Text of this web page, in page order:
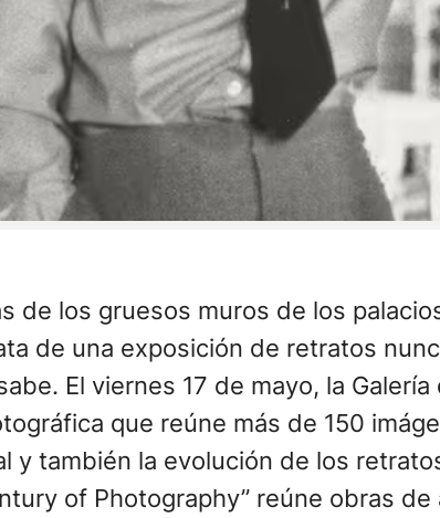
de los gruesos muros de los
de una exposición de retratos
El viernes 17 de mayo, la Galería
que reúne más de 150
y también la evolución de los
of Photography” reúne obras